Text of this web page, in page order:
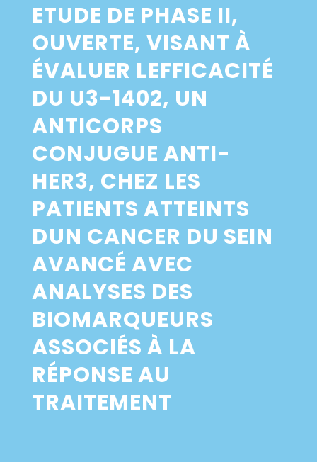
ETUDE DE PHASE II,
OUVERTE, VISANT À
ÉVALUER LEFFICACITÉ
DU U3-1402, UN
ANTICORPS
CONJUGUE ANTI-
HER3, CHEZ LES
PATIENTS ATTEINTS
DUN CANCER DU SEIN
AVANCÉ AVEC
ANALYSES DES
BIOMARQUEURS
ASSOCIÉS À LA
RÉPONSE AU
TRAITEMENT